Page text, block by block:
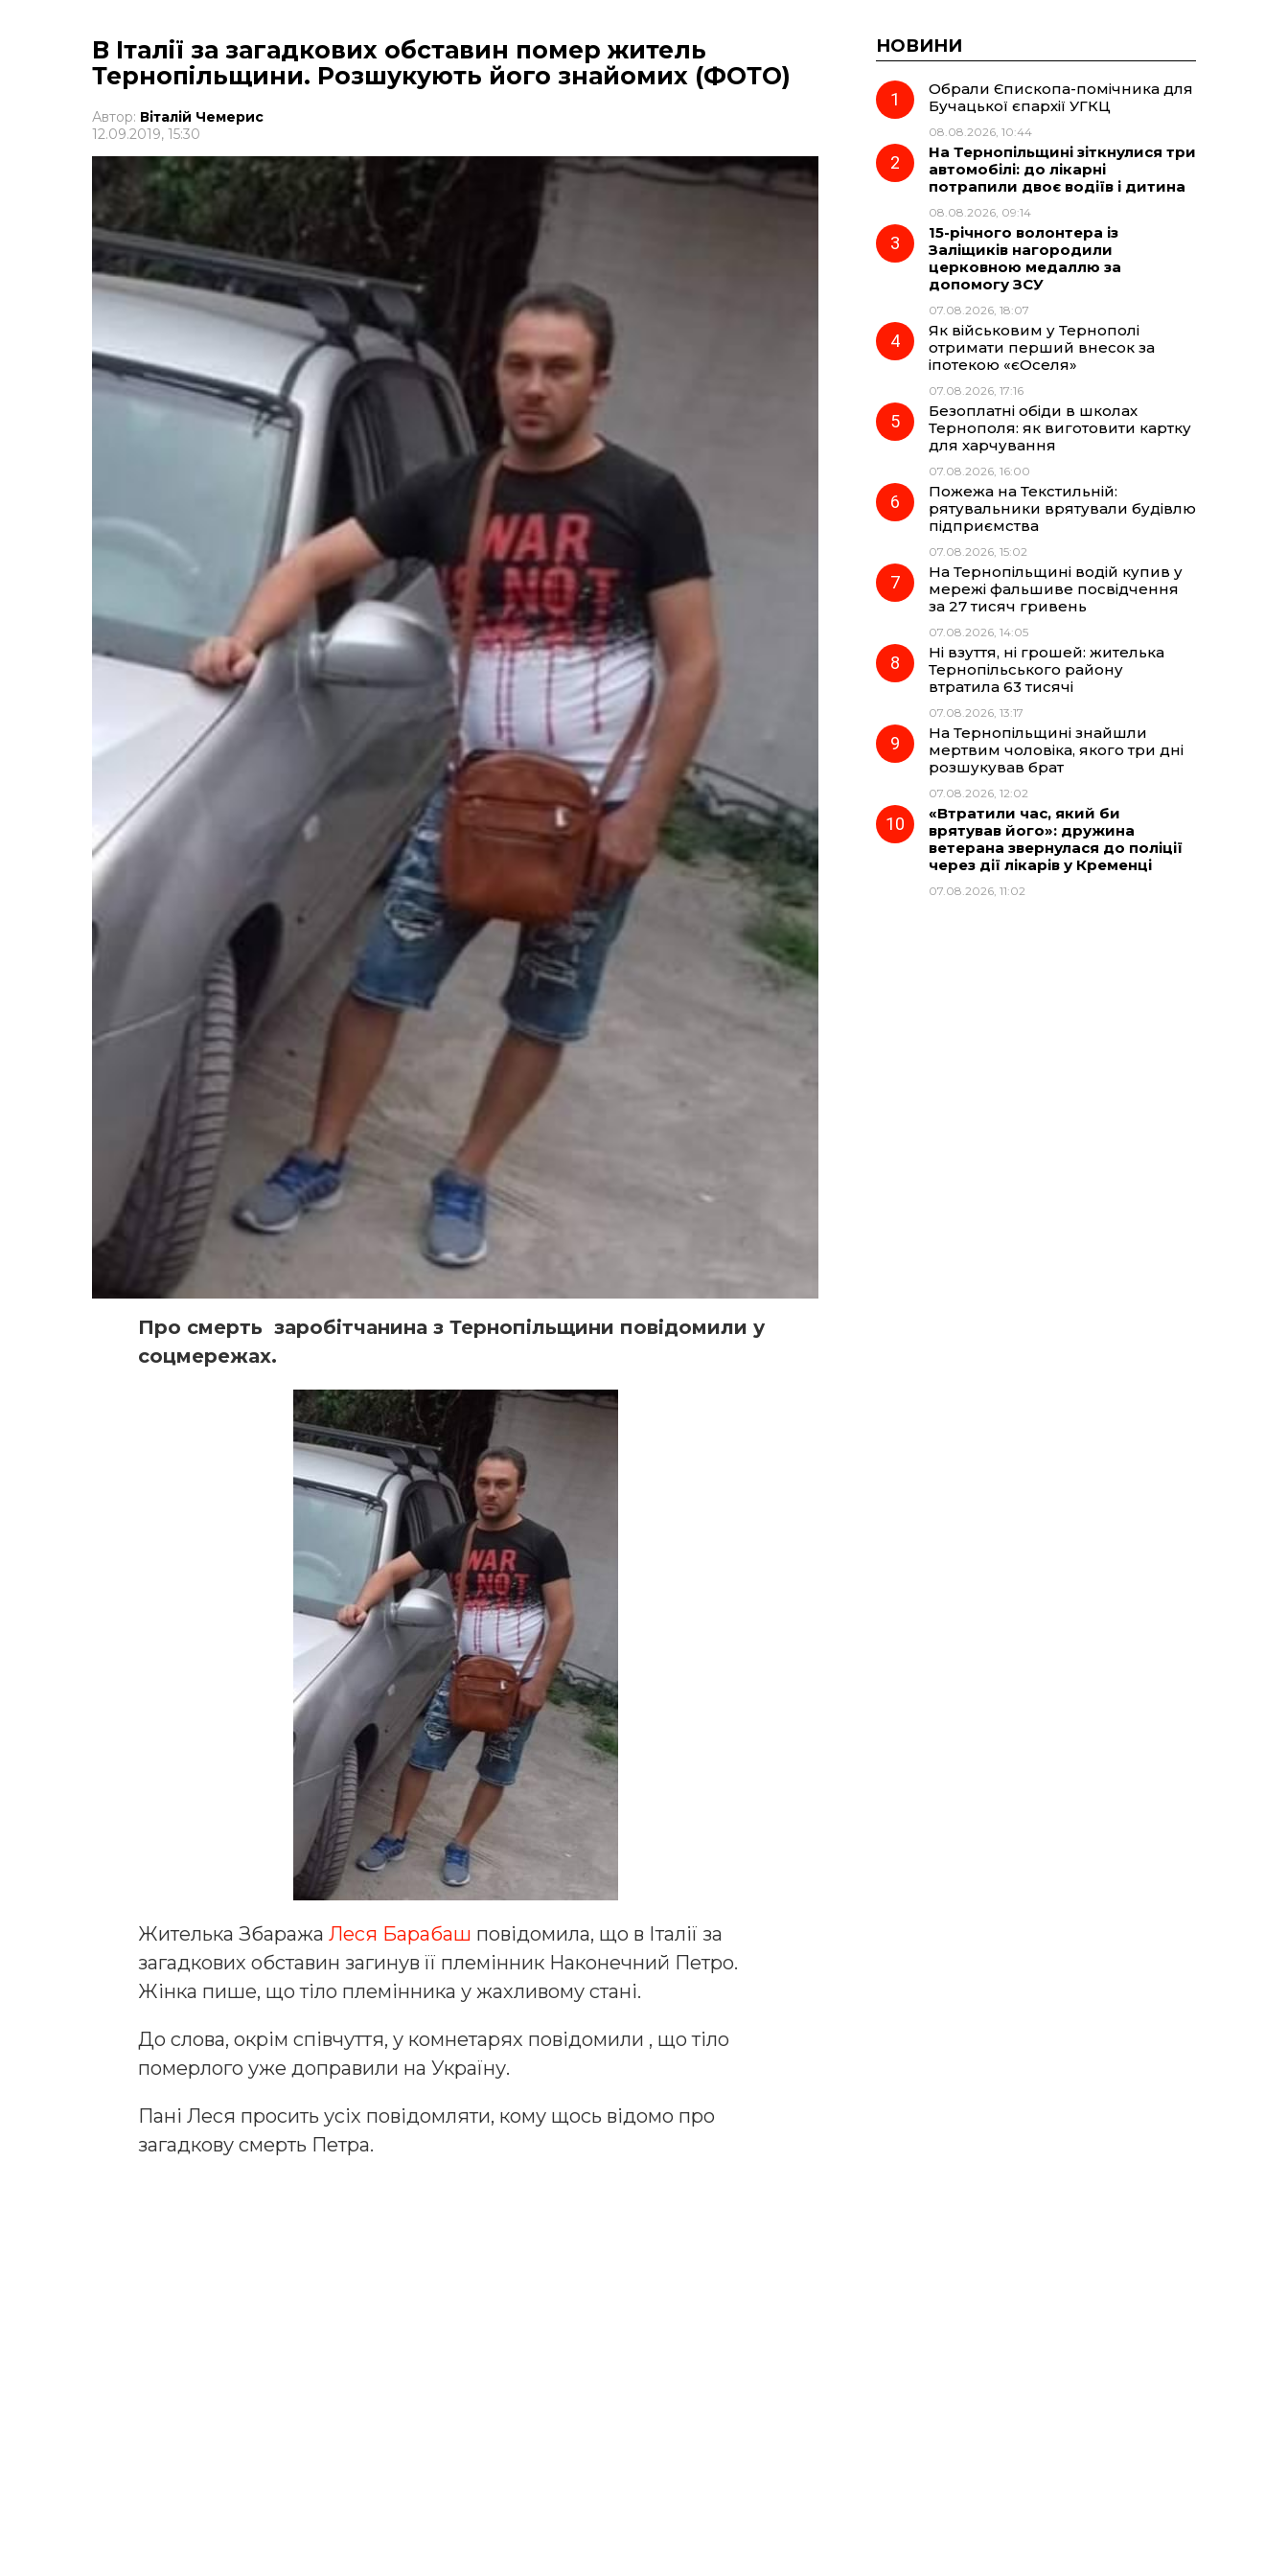
В Італії за загадкових обставин помер житель
Тернопільщини. Розшукують його знайомих (ФОТО)
Автор: Віталій Чемерис
12.09.2019, 15:30
Про смерть заробітчанина з Тернопільщини повідомили у
соцмережах.
Жителька Збаража Леся Барабаш повідомила, що в Італії за
загадкових обставин загинув її племінник Наконечний Петро.
Жінка пише, що тіло племінника у жахливому стані.
До слова, окрім співчуття, у комнетарях повідомили , що тіло
померлого уже доправили на Україну.
Пані Леся просить усіх повідомляти, кому щось відомо про
загадкову смерть Петра.
НОВИНИ
Обрали Єпископа-помічника для
Бучацької єпархії УГКЦ
08.08.2026, 10:44
На Тернопільщині зіткнулися три
автомобілі: до лікарні
потрапили двоє водіїв і дитина
08.08.2026, 09:14
15-річного волонтера із
Заліщиків нагородили
церковною медаллю за
допомогу ЗСУ
07.08.2026, 18:07
Як військовим у Тернополі
отримати перший внесок за
іпотекою «єОселя»
07.08.2026, 17:16
Безоплатні обіди в школах
Тернополя: як виготовити картку
для харчування
07.08.2026, 16:00
Пожежа на Текстильній:
рятувальники врятували будівлю
підприємства
07.08.2026, 15:02
На Тернопільщині водій купив у
мережі фальшиве посвідчення
за 27 тисяч гривень
07.08.2026, 14:05
Ні взуття, ні грошей: жителька
Тернопільського району
втратила 63 тисячі
07.08.2026, 13:17
На Тернопільщині знайшли
мертвим чоловіка, якого три дні
розшукував брат
07.08.2026, 12:02
«Втратили час, який би
врятував його»: дружина
ветерана звернулася до поліції
через дії лікарів у Кременці
07.08.2026, 11:02